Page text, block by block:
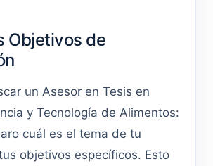
Objetivos de
un Asesor en Tesis en
y Tecnología de Alimentos:
cuál es el tema de tu
objetivos específicos. Esto